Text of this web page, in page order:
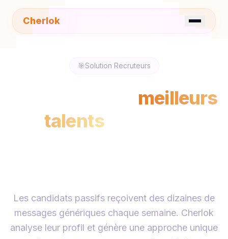
Cherlok
🎯Solution Recruteurs
meilleurs
talentsavec des
Les candidats passifs reçoivent des dizaines de
messages génériques chaque semaine. Cherlok
analyse leur profil et génère une approche unique